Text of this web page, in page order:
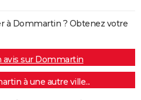
à Dommartin ? Obtenez votre
avis sur Dommartin
à une autre ville...